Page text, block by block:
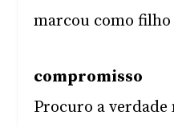
marcou como filho
compromisso
Procuro a verdade